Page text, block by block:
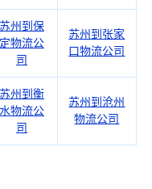
苏州到保
定物流公
司
苏州到张家
口物流公司
苏州到衡
水物流公
司
苏州到沧州
物流公司